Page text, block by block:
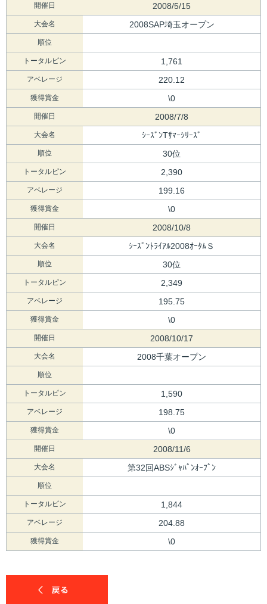
開催日 2008/5/15
大会名 2008SAP埼玉オープン
順位
トータルピン 1,761
アベレージ 220.12
獲得賞金 \0
開催日 2008/7/8
大会名 ｼｰｽﾞﾝTｻﾏｰｼﾘｰｽﾞ
順位 30位
トータルピン 2,390
アベレージ 199.16
獲得賞金 \0
開催日 2008/10/8
大会名 ｼｰｽﾞﾝﾄﾗｲｱﾙ2008ｵｰﾀﾑＳ
順位 30位
トータルピン 2,349
アベレージ 195.75
獲得賞金 \0
開催日 2008/10/17
大会名 2008千葉オープン
順位
トータルピン 1,590
アベレージ 198.75
獲得賞金 \0
開催日 2008/11/6
大会名 第32回ABSｼﾞｬﾊﾟﾝｵｰﾌﾟﾝ
順位
トータルピン 1,844
アベレージ 204.88
獲得賞金 \0